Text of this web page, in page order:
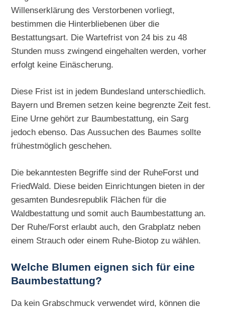
Willenserklärung des Verstorbenen vorliegt,
bestimmen die Hinterbliebenen über die
Bestattungsart. Die Wartefrist von 24 bis zu 48
Stunden muss zwingend eingehalten werden, vorher
erfolgt keine Einäscherung.
Diese Frist ist in jedem Bundesland unterschiedlich.
Bayern und Bremen setzen keine begrenzte Zeit fest.
Eine Urne gehört zur Baumbestattung, ein Sarg
jedoch ebenso. Das Aussuchen des Baumes sollte
frühestmöglich geschehen.
Die bekanntesten Begriffe sind der RuheForst und
FriedWald. Diese beiden Einrichtungen bieten in der
gesamten Bundesrepublik Flächen für die
Waldbestattung und somit auch Baumbestattung an.
Der Ruhe/Forst erlaubt auch, den Grabplatz neben
einem Strauch oder einem Ruhe-Biotop zu wählen.
Welche Blumen eignen sich für eine
Baumbestattung?
Da kein Grabschmuck verwendet wird, können die